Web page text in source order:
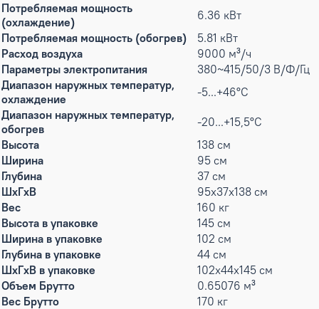
Потребляемая мощность
(охлаждение)
6.36 кВт
Потребляемая мощность (обогрев)
5.81 кВт
Расход воздуха
9000 м³/ч
Параметры электропитания
380~415/50/3 В/Ф/Гц
Диапазон наружных температур,
охлаждение
-5...+46°С
Диапазон наружных температур,
обогрев
-20...+15,5°С
Высота
138 см
Ширина
95 см
Глубина
37 см
ШxГxВ
95x37x138 см
Вес
160 кг
Высота в упаковке
145 см
Ширина в упаковке
102 см
Глубина в упаковке
44 см
ШxГxВ в упаковке
102x44x145 см
Объем Брутто
0.65076 м³
Вес Брутто
170 кг